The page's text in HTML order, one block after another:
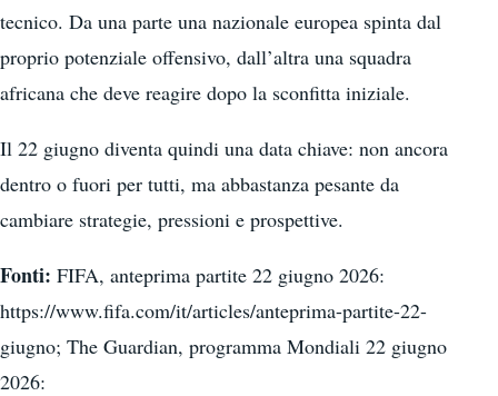
tecnico. Da una parte una nazionale europea spinta dal
proprio potenziale offensivo, dall’altra una squadra
africana che deve reagire dopo la sconfitta iniziale.
Il 22 giugno diventa quindi una data chiave: non ancora
dentro o fuori per tutti, ma abbastanza pesante da
cambiare strategie, pressioni e prospettive.
Fonti: FIFA, anteprima partite 22 giugno 2026:
https://www.fifa.com/it/articles/anteprima-partite-22-
giugno; The Guardian, programma Mondiali 22 giugno
2026: